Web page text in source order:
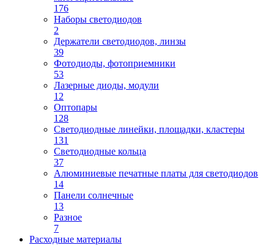
176
Наборы светодиодов
2
Держатели светодиодов, линзы
39
Фотодиоды, фотоприемники
53
Лазерные диоды, модули
12
Оптопары
128
Светодиодные линейки, площадки, кластеры
131
Светодиодные кольца
37
Алюминиевые печатные платы для светодиодов
14
Панели солнечные
13
Разное
7
Расходные материалы